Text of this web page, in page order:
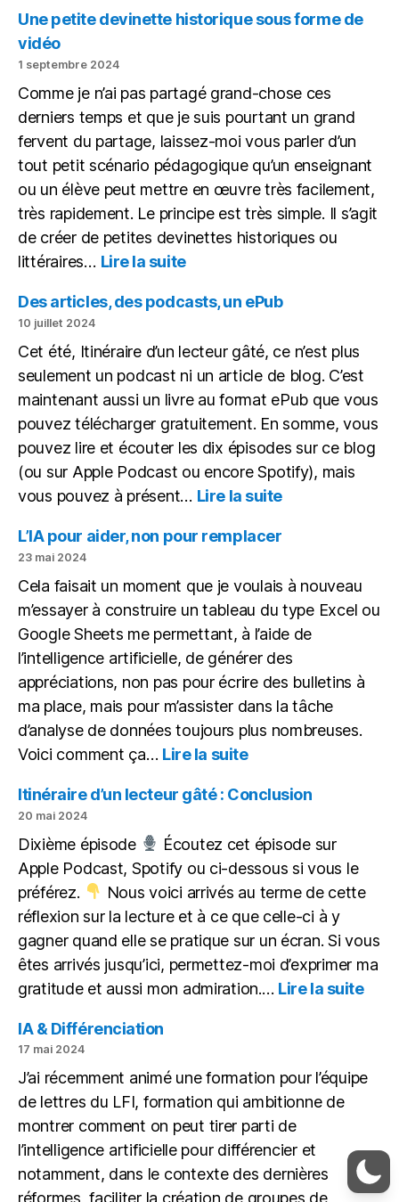
l’IA,
tout
le
monde
à
égalité
Une petite devinette historique sous forme de
vidéo
1 septembre 2024
Comme je n’ai pas partagé grand-chose ces
derniers temps et que je suis pourtant un grand
fervent du partage, laissez-moi vous parler d’un
tout petit scénario pédagogique qu’un enseignant
ou un élève peut mettre en œuvre très facilement,
très rapidement. Le principe est très simple. Il s’agit
de créer de petites devinettes historiques ou
littéraires… Lire la suite:
petite
sous
forme
de
vidéo
Des articles, des podcasts, un ePub
10 juillet 2024
Cet été, Itinéraire d’un lecteur gâté, ce n’est plus
seulement un podcast ni un article de blog. C’est
maintenant aussi un livre au format ePub que vous
pouvez télécharger gratuitement. En somme, vous
pouvez lire et écouter les dix épisodes sur ce blog
(ou sur Apple Podcast ou encore Spotify), mais
vous pouvez à présent… Lire la suite:
articles,
un
ePub
L’IA pour aider, non pour remplacer
23 mai 2024
Cela faisait un moment que je voulais à nouveau
m’essayer à construire un tableau du type Excel ou
Google Sheets me permettant, à l’aide de
l’intelligence artificielle, de générer des
appréciations, non pas pour écrire des bulletins à
ma place, mais pour m’assister dans la tâche
d’analyse de données toujours plus nombreuses.
Voici comment ça… Lire la suite:
pour
pour
remplacer
Itinéraire d’un lecteur gâté : Conclusion
20 mai 2024
Dixième épisode
Écoutez cet épisode sur
Apple Podcast, Spotify ou ci-dessous si vous le
préférez.
Nous voici arrivés au terme de cette
réflexion sur la lecture et à ce que celle-ci à y
gagner quand elle se pratique sur un écran. Si vous
êtes arrivés jusqu’ici, permettez-moi d’exprimer ma
gratitude et aussi mon admiration.… Lire la suite:
IA & Différenciation
17 mai 2024
J’ai récemment animé une formation pour l’équipe
de lettres du LFI, formation qui ambitionne de
montrer comment on peut tirer parti de
l’intelligence artificielle pour différencier et
notamment, dans le contexte des dernières